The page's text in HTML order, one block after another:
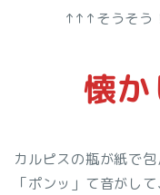
↑↑↑そうそう
懐か
カルピスの瓶が紙で
「ポンッ」て音がして